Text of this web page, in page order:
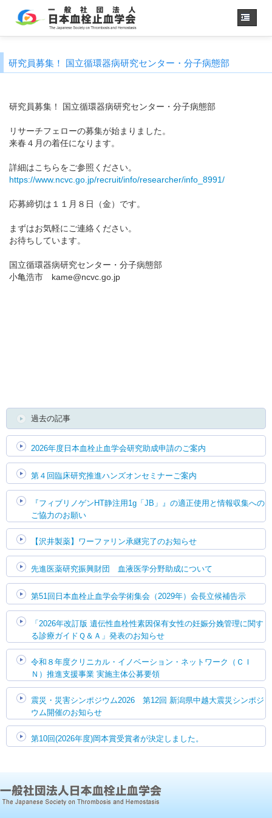
学会概要 ・理事長挨拶
学会誌
診療ガイドライン
認定医制度
認定技師制度
事務手続き（入退会・変更）
リンク
研究員募集！ 国立循環器病研究センター・分子病態部
研究員募集！ 国立循環器病研究センター・分子病態部
リサーチフェローの募集が始まりました。
来春４月の着任になります。
詳細はこちらをご参照ください。
https://www.ncvc.go.jp/recruit/info/researcher/info_8991/
応募締切は１１月８日（金）です。
まずはお気軽にご連絡ください。
お待ちしています。
国立循環器病研究センター・分子病態部
小亀浩市 kame@ncvc.go.jp
過去の記事
2026年度日本血栓止血学会研究助成申請のご案内
第４回臨床研究推進ハンズオンセミナーご案内
『フィブリノゲンHT静注用1g「JB」』の適正使用と情報収集への
ご協力のお願い
【沢井製薬】ワーファリン承継完了のお知らせ
先進医薬研究振興財団 血液医学分野助成について
第51回日本血栓止血学会学術集会（2029年）会長立候補告示
「2026年改訂版 遺伝性血栓性素因保有女性の妊娠分娩管理に関す
る診療ガイドＱ＆Ａ」発表のお知らせ
令和８年度クリニカル・イノベーション・ネットワーク（ＣＩ
Ｎ）推進支援事業 実施主体公募要領
震災・災害シンポジウム2026 第12回 新潟県中越大震災シンポジ
ウム開催のお知らせ
第10回(2026年度)岡本賞受賞者が決定しました。